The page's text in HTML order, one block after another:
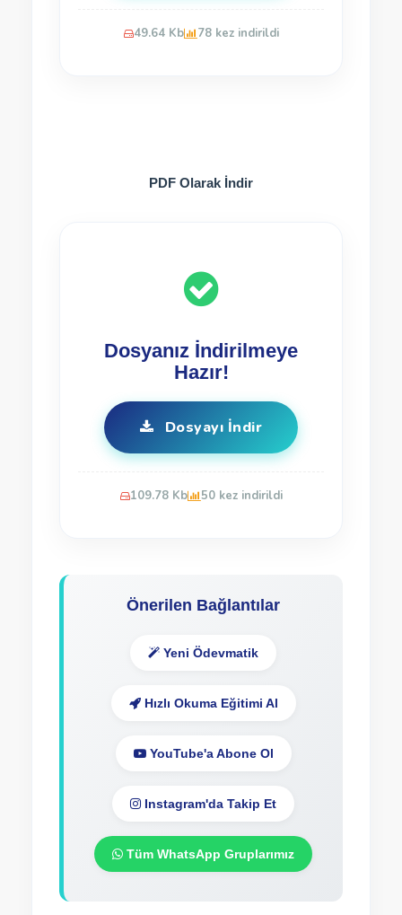
49.64 Kb 78 kez indirildi
PDF Olarak İndir
Dosyanız İndirilmeye
Hazır!
Dosyayı İndir
109.78 Kb 50 kez indirildi
Önerilen Bağlantılar
Yeni Ödevmatik
Hızlı Okuma Eğitimi Al
YouTube'a Abone Ol
Instagram'da Takip Et
Tüm WhatsApp Gruplarımız